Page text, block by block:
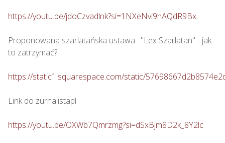
https://youtu.be/jdoCzvadlnk?si=1NXeNvi9hAQdR9Bx
Proponowana szarlatańska ustawa : "Lex Szarlatan" - jak
to zatrzymać?
https://static1.squarespace.com/static/
Link do zurnalistapl
https://youtu.be/OXWb7Qmrzmg?si=dSxBjm8D2k_8Y2lc